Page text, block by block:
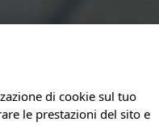
di cookie sul tuo
le prestazioni del sito e